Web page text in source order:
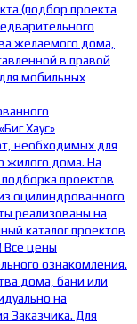
(подбор проекта
желаемого дома,
в правой
мобильных
Хаус»
необходимых для
жилого дома. На
проектов
оцилиндрованного
реализованы на
каталог проектов
Все цены
ознакомления.
дома, бани или
на
Заказчика. Для